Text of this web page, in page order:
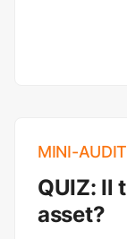
MINI-
QUIZ: Il
asset?